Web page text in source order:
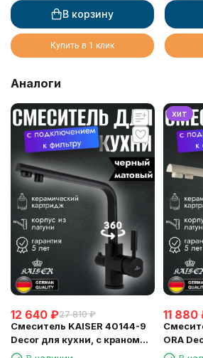
В корзину
Купить в 1 клик
Аналоги
12 640 ₽27 810 ₽
Смеситель KAISER 40144-9
Decor для кухни, с краном
для питьевой воды, черный
хит
11 880
ORA
краном